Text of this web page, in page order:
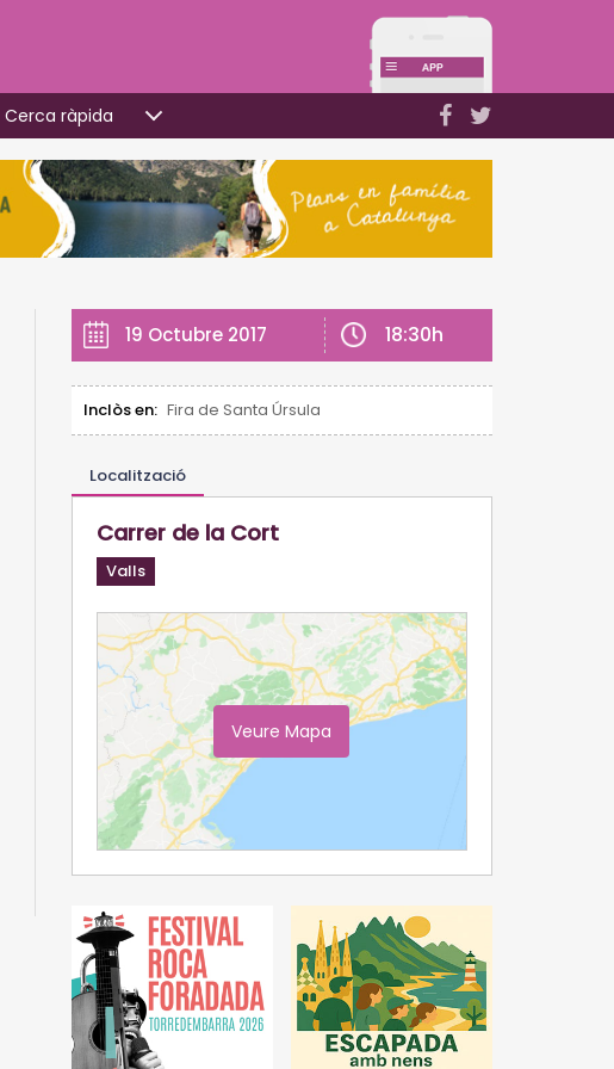
Cerca ràpida
19 Octubre 2017 18:30h
Inclòs en: Fira de Santa Úrsula
Localització
Carrer de la Cort
Valls
Veure Mapa